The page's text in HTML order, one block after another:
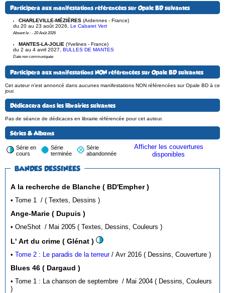
Participera aux manifestations référencées sur Opale BD suivantes
CHARLEVILLE-MÉZIÈRES (Ardennes - France)
du 20 au 23 août 2026
Le Cabaret Vert
Absent le : - 20 Août 2026
MANTES-LA-JOLIE (Yvelines - France)
du 2 au 4 avril 2027
BULLES DE MANTES
Date non communiquée
Participera aux manifestations NON référencées sur Opale BD suivantes
Cet auteur n'est annoncé dans aucunes manifestations NON référencées sur Opale BD à ce
jour.
Dédicacera dans les librairies suivantes
Pas de séance de dédicaces en librairie référencée pour cet auteur.
Séries & Albums
Série en
cours
Série
terminée
Série
abandonnée
Afficher les couvertures
disponibles
BANDES DESSINÉES
A la recherche de Blanche ( BD'Empher )
• Tome 1 / ( Textes, Dessins )
Ange-Marie ( Dupuis )
• OneShot / Mai 2005 ( Textes, Dessins, Couleurs )
L' Art du crime ( Glénat )
•Tome 2 : Le paradis de la terreur / Avr 2016 ( Dessins, Couverture )
Blues 46 ( Dargaud )
• Tome 1 : La chanson de septembre / Mai 2004 ( Dessins, Couleurs
)